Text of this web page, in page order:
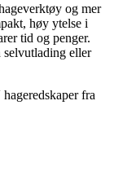
og mer
høy ytelse i
tid og penger.
selvutlading eller
fra